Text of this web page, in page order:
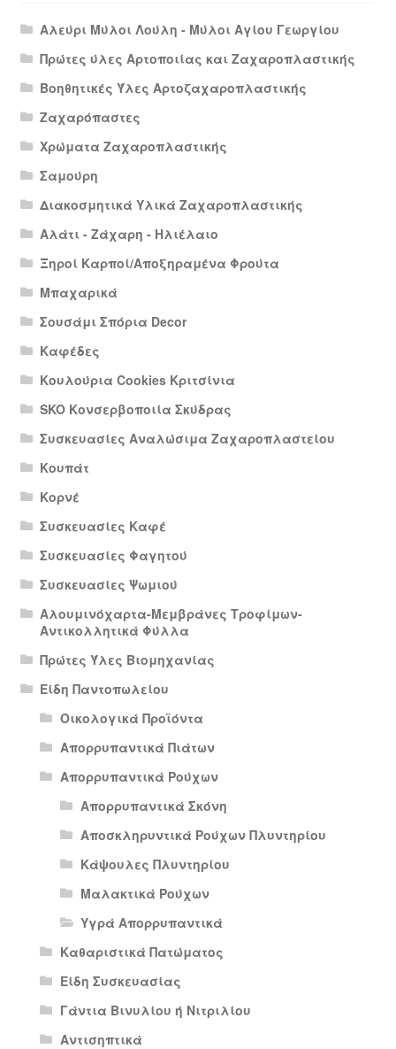
Αλεύρι Μύλοι Λούλη - Μύλοι Αγίου Γεωργίου
Πρώτες ύλες Αρτοποιίας και Ζαχαροπλαστικής
Βοηθητικές Ύλες Αρτοζαχαροπλαστικής
Ζαχαρόπαστες
Χρώματα Ζαχαροπλαστικής
Σαμούρη
Διακοσμητικά Υλικά Ζαχαροπλαστικής
Αλάτι - Ζάχαρη - Ηλιέλαιο
Ξηροί Καρποί/Αποξηραμένα Φρούτα
Μπαχαρικά
Σουσάμι Σπόρια Decor
Καφέδες
Κουλούρια Cookies Κριτσίνια
SKO Κονσερβοποιία Σκύδρας
Συσκευασίες Αναλώσιμα Ζαχαροπλαστείου
Κουπάτ
Κορνέ
Συσκευασίες Καφέ
Συσκευασίες Φαγητού
Συσκευασίες Ψωμιού
Αλουμινόχαρτα-Μεμβράνες Τροφίμων-
Αντικολλητικά Φύλλα
Πρώτες Ύλες Βιομηχανίας
Είδη Παντοπωλείου
Οικολογικά Προϊόντα
Απορρυπαντικά Πιάτων
Απορρυπαντικά Ρούχων
Απορρυπαντικά Σκόνη
Αποσκληρυντικά Ρούχων Πλυντηρίου
Κάψουλες Πλυντηρίου
Μαλακτικά Ρούχων
Υγρά Απορρυπαντικά
Καθαριστικά Πατώματος
Είδη Συσκευασίας
Γάντια Βινυλίου ή Νιτριλίου
Αντισηπτικά